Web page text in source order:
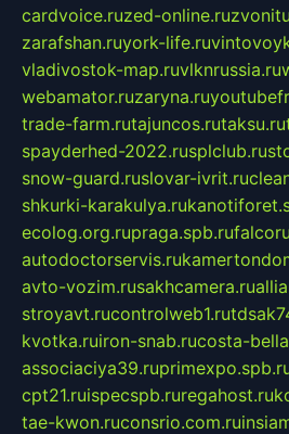
cardvoice.ruzed-online.ru
zarafshan.ruyork-life.ru
vladivostok-map.ruvlknrussia.ru
webamator.ruzaryna.ru
trade-farm.rutajuncos.rutaksu.ru
spayderhed-2022.rusplclub.ru
snow-guard.ruslovar-ivrit.ru
shkurki-karakulya.ru
ecolog.org.rupraga.spb.ru
autodoctorservis.ru
avto-vozim.rusakhcamera.ru
stroyavt.rucontrolweb1.ru
kvotka.ruiron-snab.rucosta-
associaciya39.ru
cpt21.ruispecspb.ruregahost.ru
tae-kwon.ruconsrio.com.ru